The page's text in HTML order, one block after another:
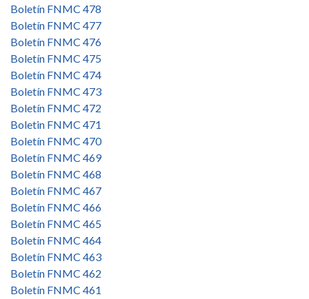
Boletín FNMC 478
Boletín FNMC 477
Boletín FNMC 476
Boletín FNMC 475
Boletín FNMC 474
Boletín FNMC 473
Boletín FNMC 472
Boletin FNMC 471
Boletín FNMC 470
Boletín FNMC 469
Boletín FNMC 468
Boletín FNMC 467
Boletín FNMC 466
Boletín FNMC 465
Boletín FNMC 464
Boletín FNMC 463
Boletín FNMC 462
Boletín FNMC 461